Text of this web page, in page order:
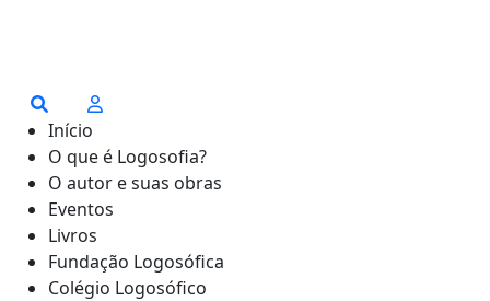
Início
O que é Logosofia?
O autor e suas obras
Eventos
Livros
Fundação Logosófica
Colégio Logosófico